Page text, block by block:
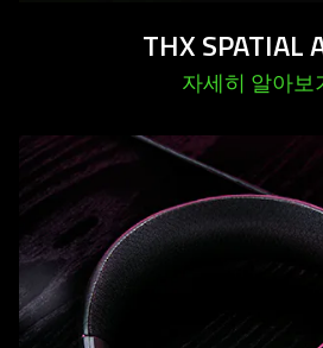
THX SPATIAL
자세히 알아보